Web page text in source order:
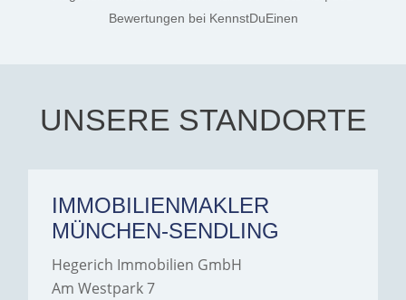
Jamrowâ€”she was
exceptionally professional,
Hegerich Immobilien to
anyone looking for a home.
Bewertungen bei KennstDuEinen
UNSERE STANDORTE
IMMOBILIENMAKLER
MÜNCHEN-SENDLING
Hegerich Immobilien GmbH
Am Westpark 7